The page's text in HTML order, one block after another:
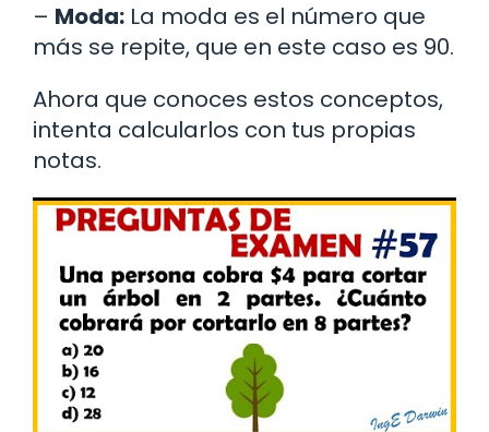
– Moda: La moda es el número que
más se repite, que en este caso es 90.
Ahora que conoces estos conceptos,
intenta calcularlos con tus propias
notas.